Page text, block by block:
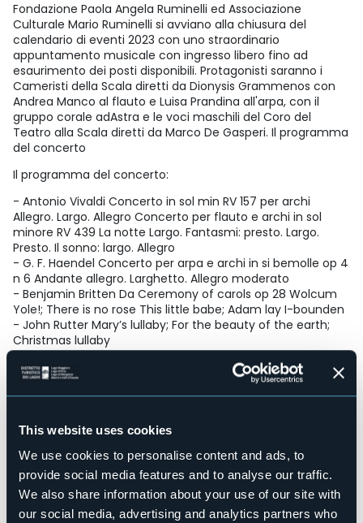
This website uses cookies
We use cookies to personalise content and ads, to
provide social media features and to analyse our traffic.
We also share information about your use of our site with
our social media, advertising and analytics partners who
Fondazione Paola Angela Ruminelli ed Associazione
Culturale Mario Ruminelli si avviano alla chiusura del
calendario di eventi 2023 con uno straordinario
appuntamento musicale con ingresso libero fino ad
esaurimento dei posti disponibili. Protagonisti saranno i
Cameristi della Scala diretti da Dionysis Grammenos con
Andrea Manco al flauto e Luisa Prandina all'arpa, con il
gruppo corale adAstra e le voci maschili del Coro del
Teatro alla Scala diretti da Marco De Gasperi. Il programma
del concerto
Il programma del concerto:
- Antonio Vivaldi Concerto in sol min RV 157 per archi
Allegro. Largo. Allegro Concerto per flauto e archi in sol
minore RV 439 La notte Largo. Fantasmi: presto. Largo.
Presto. Il sonno: largo. Allegro
- G. F. Haendel Concerto per arpa e archi in si bemolle op 4
n 6 Andante allegro. Larghetto. Allegro moderato
- Benjamin Britten Da Ceremony of carols op 28 Wolcum
Yole!; There is no rose This little babe; Adam lay I-bounden
- John Rutter Mary’s lullaby; For the beauty of the earth;
Christmas lullaby
- G. F Haendel Dal Messiah And the Glory of the Lord
Il terzo appuntamento dei Cameristi della Scala a
Domodossola sarà un viaggio spirituale verso la notte di
natalizie. Un’eco di Vivaldi torna nel concerto per flauto, la
descrittiva ed evocativa, nell’atmosfera di pace ed attesa
della Natività.
L’entrata del coro in A Ceremony of Carols, preceduta dal
Concerto per arpa di Haendel, inaugura la parte principale